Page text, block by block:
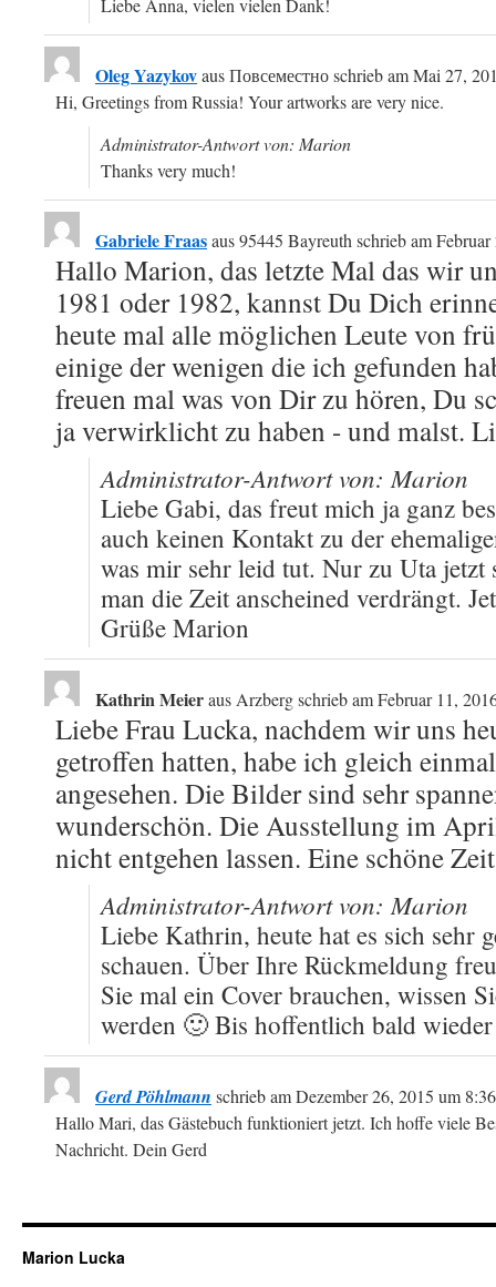
Liebe Anna, vielen vielen Dank!
Oleg YazykovausПовсеместноschrieb amMai 27,
Hi, Greetings from Russia! Your artworks are very nice.
Administrator-Antwort von: Marion
Thanks very much!
Gabriele Fraasaus95445 Bayreuth schrieb am
Hallo Marion, das letzte Mal das wir
1981 oder 1982, kannst Du Dich
heute mal alle möglichen Leute von
einige der wenigen die ich gefunden
freuen mal was von Dir zu hören, Du
ja verwirklicht zu haben - und malst.
Administrator-Antwort von: Marion
Liebe Gabi, das freut mich ja ganz
auch keinen Kontakt zu der
was mir sehr leid tut. Nur zu Uta
man die Zeit anscheined verdrängt.
Grüße Marion
Kathrin Meieraus Arzbergschrieb amFebruar 11,
Liebe Frau Lucka, nachdem wir uns
getroffen hatten, habe ich gleich
angesehen. Die Bilder sind sehr
wunderschön. Die Ausstellung im
nicht entgehen lassen. Eine schöne
Administrator-Antwort von: Marion
Liebe Kathrin, heute hat es sich sehr
schauen. Über Ihre Rückmeldung
Sie mal ein Cover brauchen, wissen
werden 🙂 Bis hoffentlich bald
Gerd Pöhlmann schrieb amDezember 26, 2015 um
Hallo Mari, das Gästebuch funktioniert jetzt. Ich hoffe viele
Nachricht. Dein Gerd
Marion Lucka